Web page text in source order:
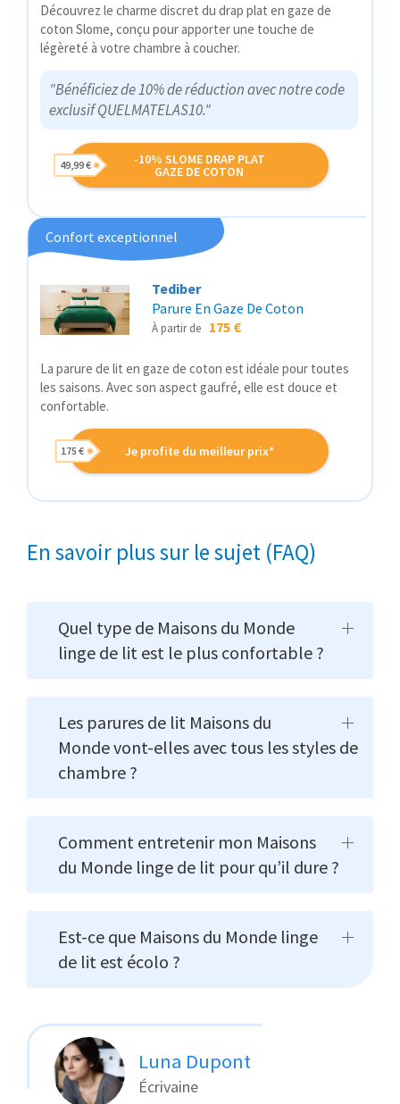
Découvrez le charme discret du drap plat en gaze de
coton Slome, conçu pour apporter une touche de
légèreté à votre chambre à coucher.
"Bénéficiez de 10% de réduction avec notre code
exclusif QUELMATELAS10."
-10% SLOME DRAP PLAT
GAZE DE COTON
49,99 €
Confort exceptionnel
Tediber
Parure En Gaze De Coton
À partir de 175 €
La parure de lit en gaze de coton est idéale pour toutes
les saisons. Avec son aspect gaufré, elle est douce et
confortable.
Je profite du meilleur prix*
175 €
En savoir plus sur le sujet (FAQ)
Quel type de Maisons du Monde
linge de lit est le plus confortable ?
Les parures de lit Maisons du
Monde vont-elles avec tous les styles de
chambre ?
Comment entretenir mon Maisons
du Monde linge de lit pour qu’il dure ?
Est-ce que Maisons du Monde linge
de lit est écolo ?
Luna Dupont
Écrivaine